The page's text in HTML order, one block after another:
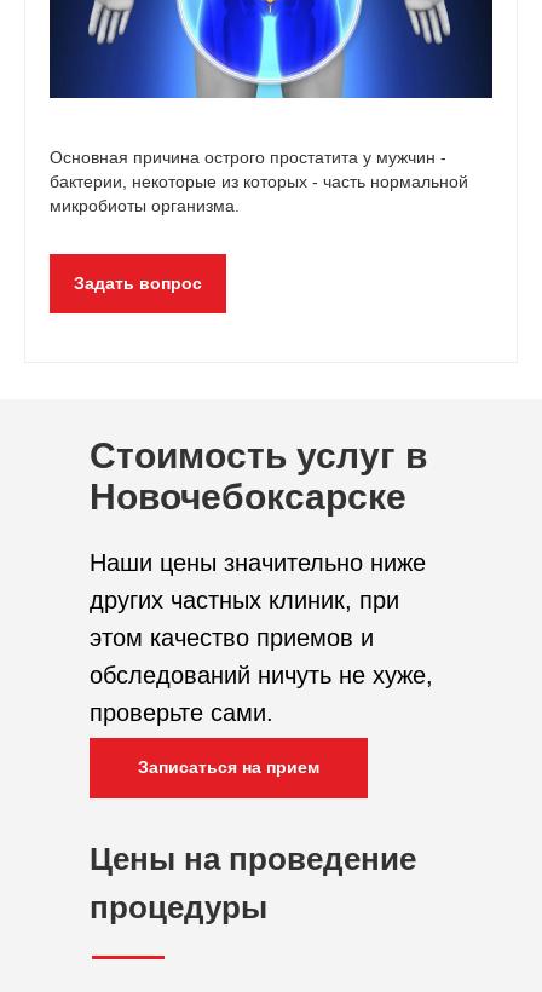
Основная причина острого простатита у мужчин -
бактерии, некоторые из которых - часть нормальной
микробиоты организма.
Задать вопрос
Стоимость услуг в
Новочебоксарске
Наши цены значительно ниже
других частных клиник, при
этом качество приемов и
обследований ничуть не хуже,
проверьте сами.
Цены на проведение
процедуры
Записаться на прием